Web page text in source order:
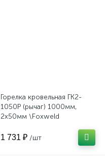
Горелка кровельная ГК2-
1050Р (рычаг) 1000мм,
2х50мм \Foxweld
1 731 ₽ /шт